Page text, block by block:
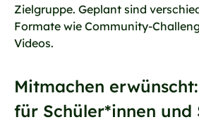
Zielgruppe. Geplant sind
Formate wie Community-
Videos.
Mitmachen
für Schüler*innen und